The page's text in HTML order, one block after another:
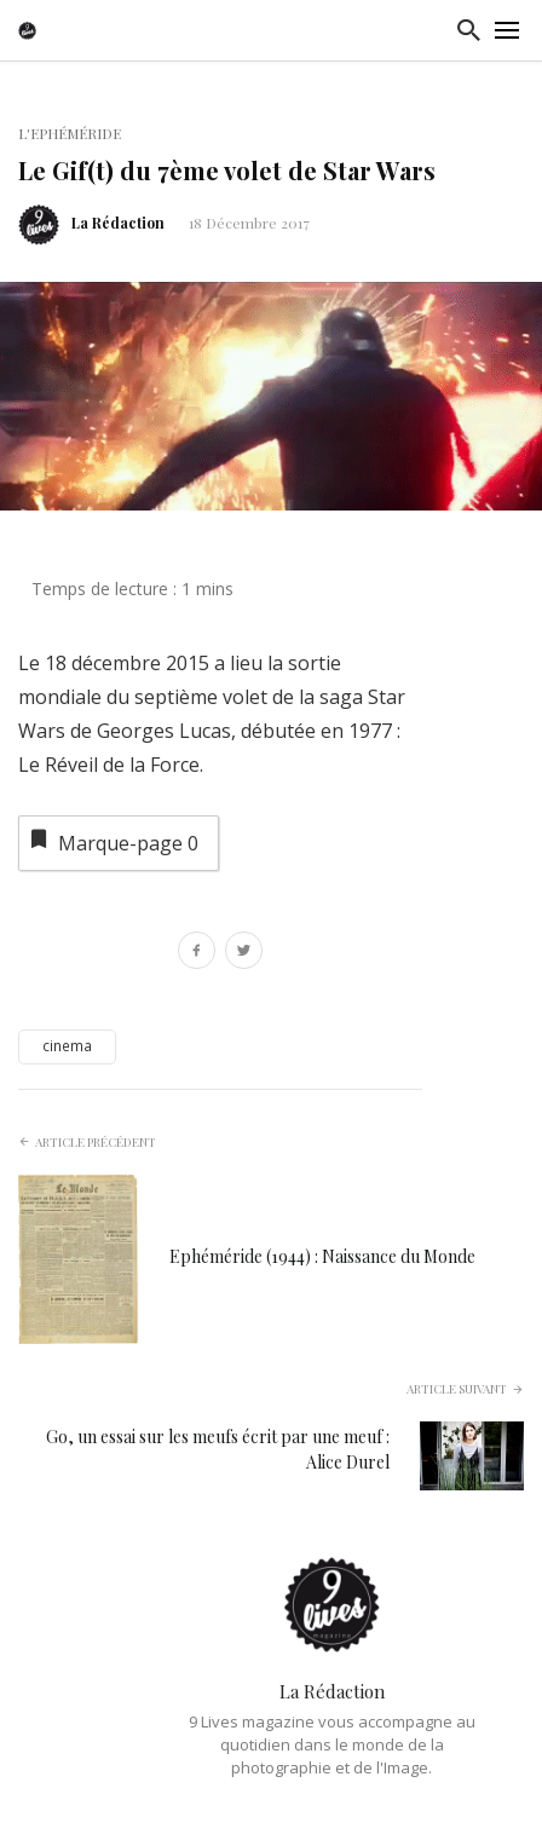
L'EPHÉMÉRIDE
Le Gif(t) du 7ème volet de Star Wars
La Rédaction 18 Décembre 2017
Le 18 décembre 2015 a lieu la sortie
mondiale du septième volet de la saga Star
Wars de Georges Lucas, débutée en 1977 :
Le Réveil de la Force.
Marque-page 0
cinema
ARTICLE PRÉCÉDENT
Ephéméride (1944) : Naissance du Monde
ARTICLE SUIVANT
Go, un essai sur les meufs écrit par une meuf :
Alice Durel
La Rédaction
9 Lives magazine vous accompagne au
quotidien dans le monde de la
photographie et de l'Image.